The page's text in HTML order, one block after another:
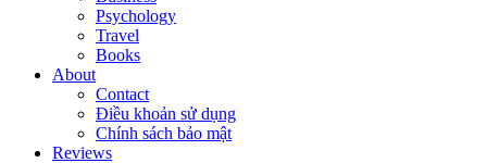
Psychology
Travel
Books
About
Contact
Điều khoản sử dụng
Chính sách bảo mật
Reviews